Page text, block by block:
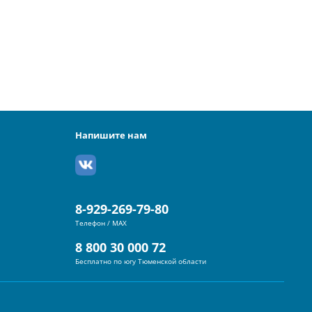
Напишите нам
8-929-269-79-80
Телефон / MAX
8 800 30 000 72
Бесплатно по югу Тюменской области